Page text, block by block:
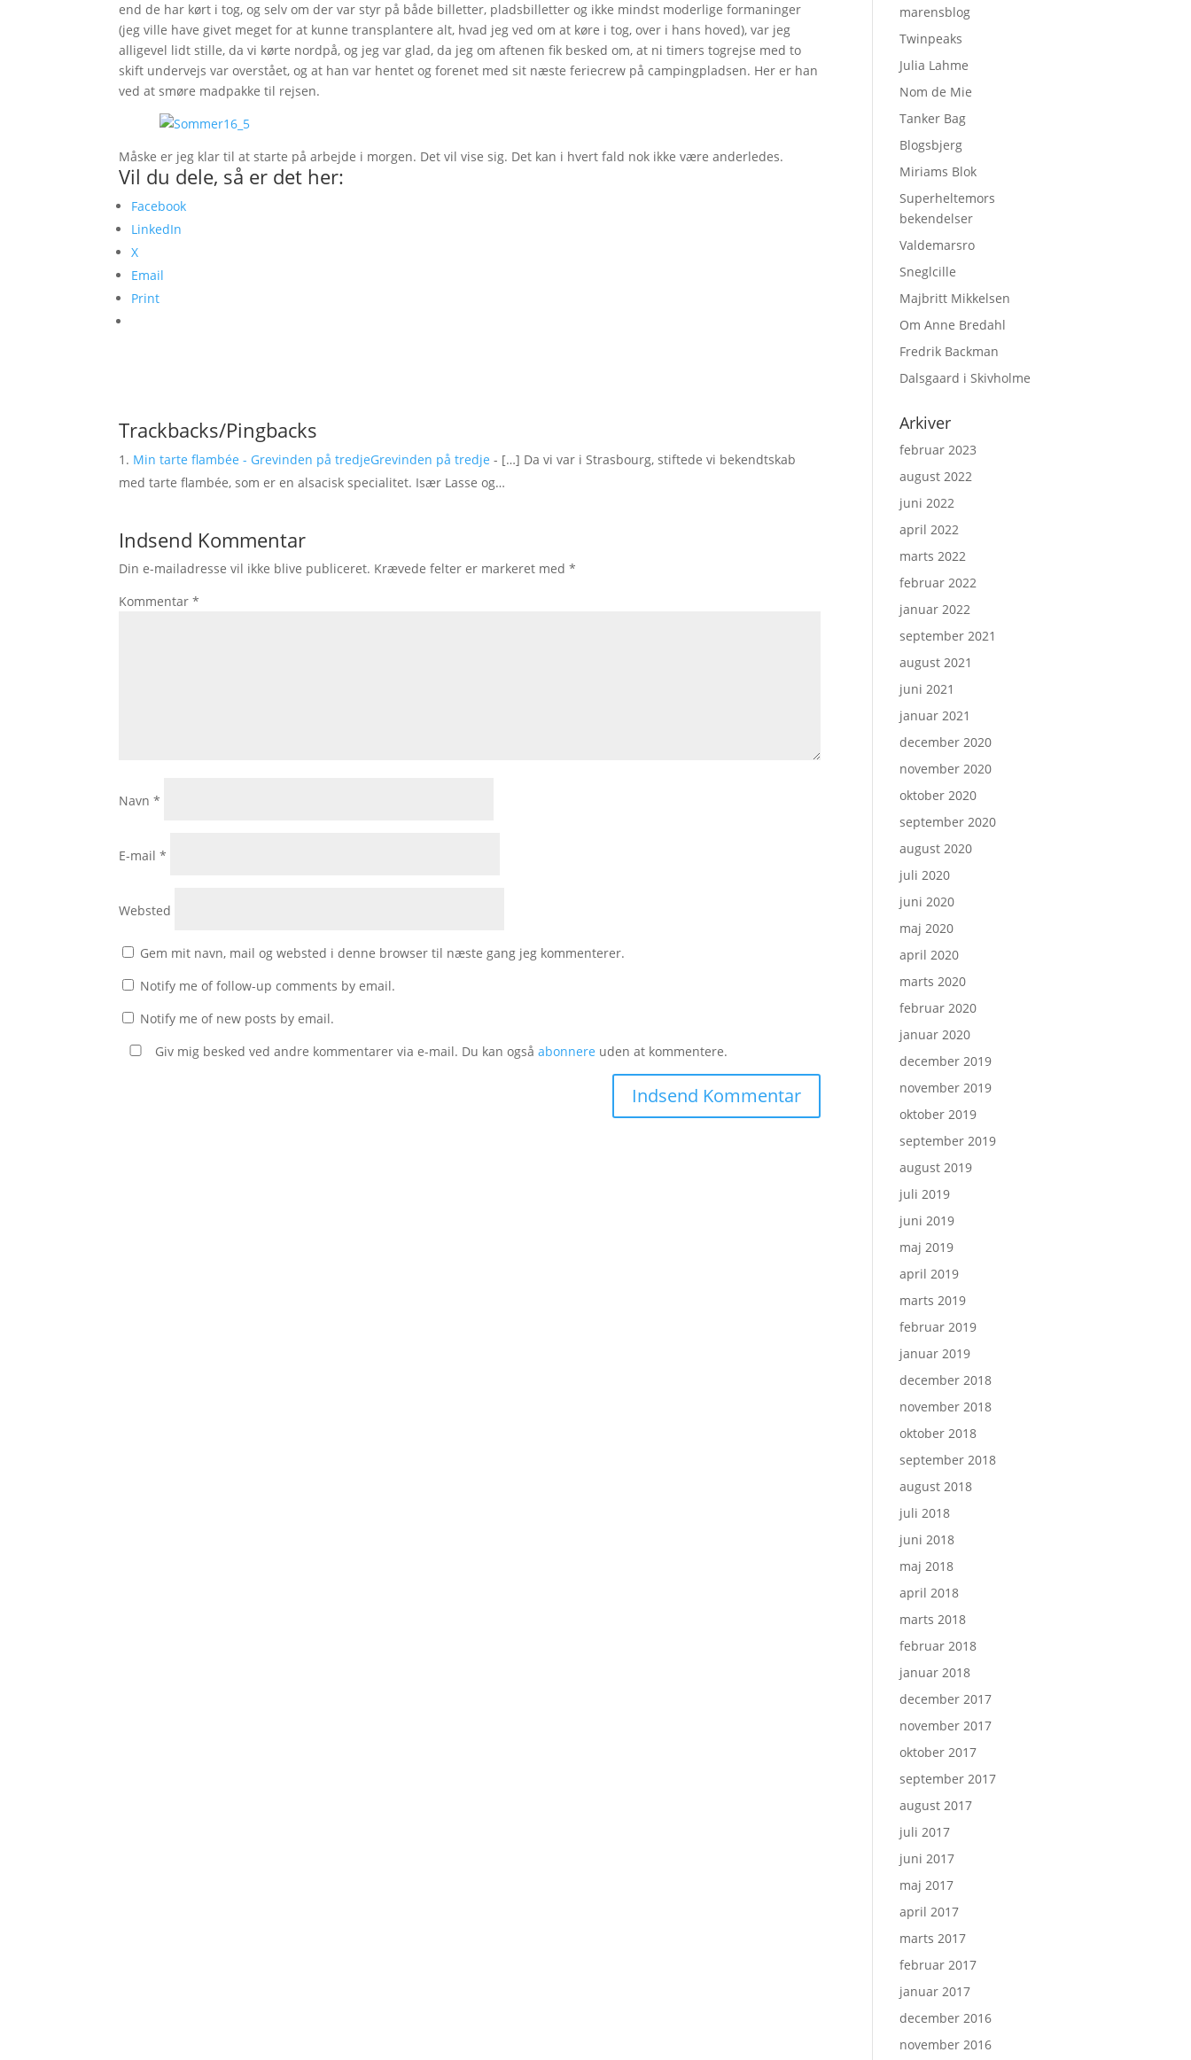
end de har kørt i tog, og selv om der var styr på både billetter, pladsbilletter og ikke mindst moderlige formaninger
(jeg ville have givet meget for at kunne transplantere alt, hvad jeg ved om at køre i tog, over i hans hoved), var jeg
alligevel lidt stille, da vi kørte nordpå, og jeg var glad, da jeg om aftenen fik besked om, at ni timers togrejse med to
skift undervejs var overstået, og at han var hentet og forenet med sit næste feriecrew på campingpladsen. Her er han
ved at smøre madpakke til rejsen.
Måske er jeg klar til at starte på arbejde i morgen. Det vil vise sig. Det kan i hvert fald nok ikke være anderledes.
Vil du dele, så er det her:
Facebook
LinkedIn
X
Email
Print
Trackbacks/Pingbacks
Min tarte flambée - Grevinden på tredjeGrevinden på tredje - […] Da vi var i Strasbourg, stiftede vi bekendtskab
med tarte flambée, som er en alsacisk specialitet. Især Lasse og…
Indsend Kommentar
Din e-mailadresse vil ikke blive publiceret. Krævede felter er markeret med*
Kommentar*
Navn*
E-mail*
Websted
Gem mit navn, mail og websted i denne browser til næste gang jeg kommenterer.
Notify me of follow-up comments by email.
Notify me of new posts by email.
Giv mig besked ved andre kommentarer via e-mail. Du kan ogsåabonnere uden at kommentere.
marensblog
Twinpeaks
Julia Lahme
Nom de Mie
Tanker Bag
Blogsbjerg
Miriams Blok
Superheltemors
bekendelser
Valdemarsro
Sneglcille
Majbritt Mikkelsen
Om Anne Bredahl
Fredrik Backman
Dalsgaard i Skivholme
Arkiver
februar 2023
august 2022
juni 2022
april 2022
marts 2022
februar 2022
januar 2022
september 2021
august 2021
juni 2021
januar 2021
december 2020
november 2020
oktober 2020
september 2020
august 2020
juli 2020
juni 2020
maj 2020
april 2020
marts 2020
februar 2020
januar 2020
december 2019
november 2019
oktober 2019
september 2019
august 2019
juli 2019
juni 2019
maj 2019
april 2019
marts 2019
februar 2019
januar 2019
december 2018
november 2018
oktober 2018
september 2018
august 2018
juli 2018
juni 2018
maj 2018
april 2018
marts 2018
februar 2018
januar 2018
december 2017
november 2017
oktober 2017
september 2017
august 2017
juli 2017
juni 2017
maj 2017
april 2017
marts 2017
februar 2017
januar 2017
december 2016
november 2016